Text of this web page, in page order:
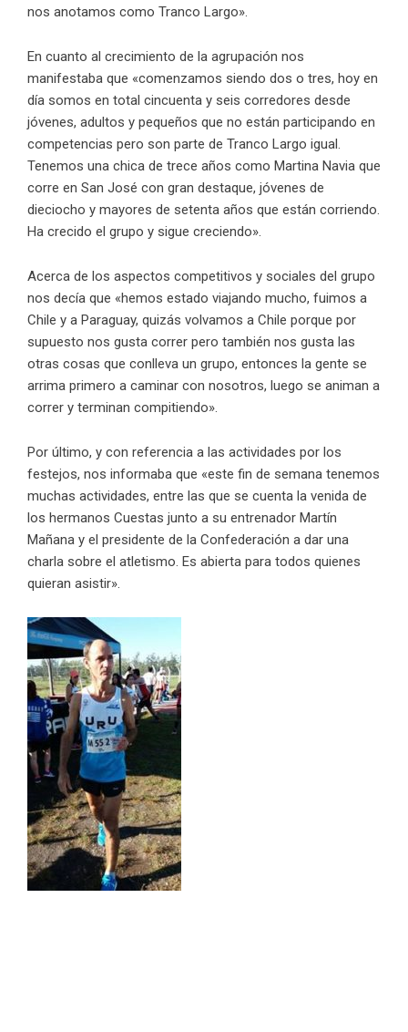
nos anotamos como Tranco Largo».
En cuanto al crecimiento de la agrupación nos
manifestaba que «comenzamos siendo dos o tres, hoy en
día somos en total cincuenta y seis corredores desde
jóvenes, adultos y pequeños que no están participando en
competencias pero son parte de Tranco Largo igual.
Tenemos una chica de trece años como Martina Navia que
corre en San José con gran destaque, jóvenes de
dieciocho y mayores de setenta años que están corriendo.
Ha crecido el grupo y sigue creciendo».
Acerca de los aspectos competitivos y sociales del grupo
nos decía que «hemos estado viajando mucho, fuimos a
Chile y a Paraguay, quizás volvamos a Chile porque por
supuesto nos gusta correr pero también nos gusta las
otras cosas que conlleva un grupo, entonces la gente se
arrima primero a caminar con nosotros, luego se animan a
correr y terminan compitiendo».
Por último, y con referencia a las actividades por los
festejos, nos informaba que «este fin de semana tenemos
muchas actividades, entre las que se cuenta la venida de
los hermanos Cuestas junto a su entrenador Martín
Mañana y el presidente de la Confederación a dar una
charla sobre el atletismo. Es abierta para todos quienes
quieran asistir».